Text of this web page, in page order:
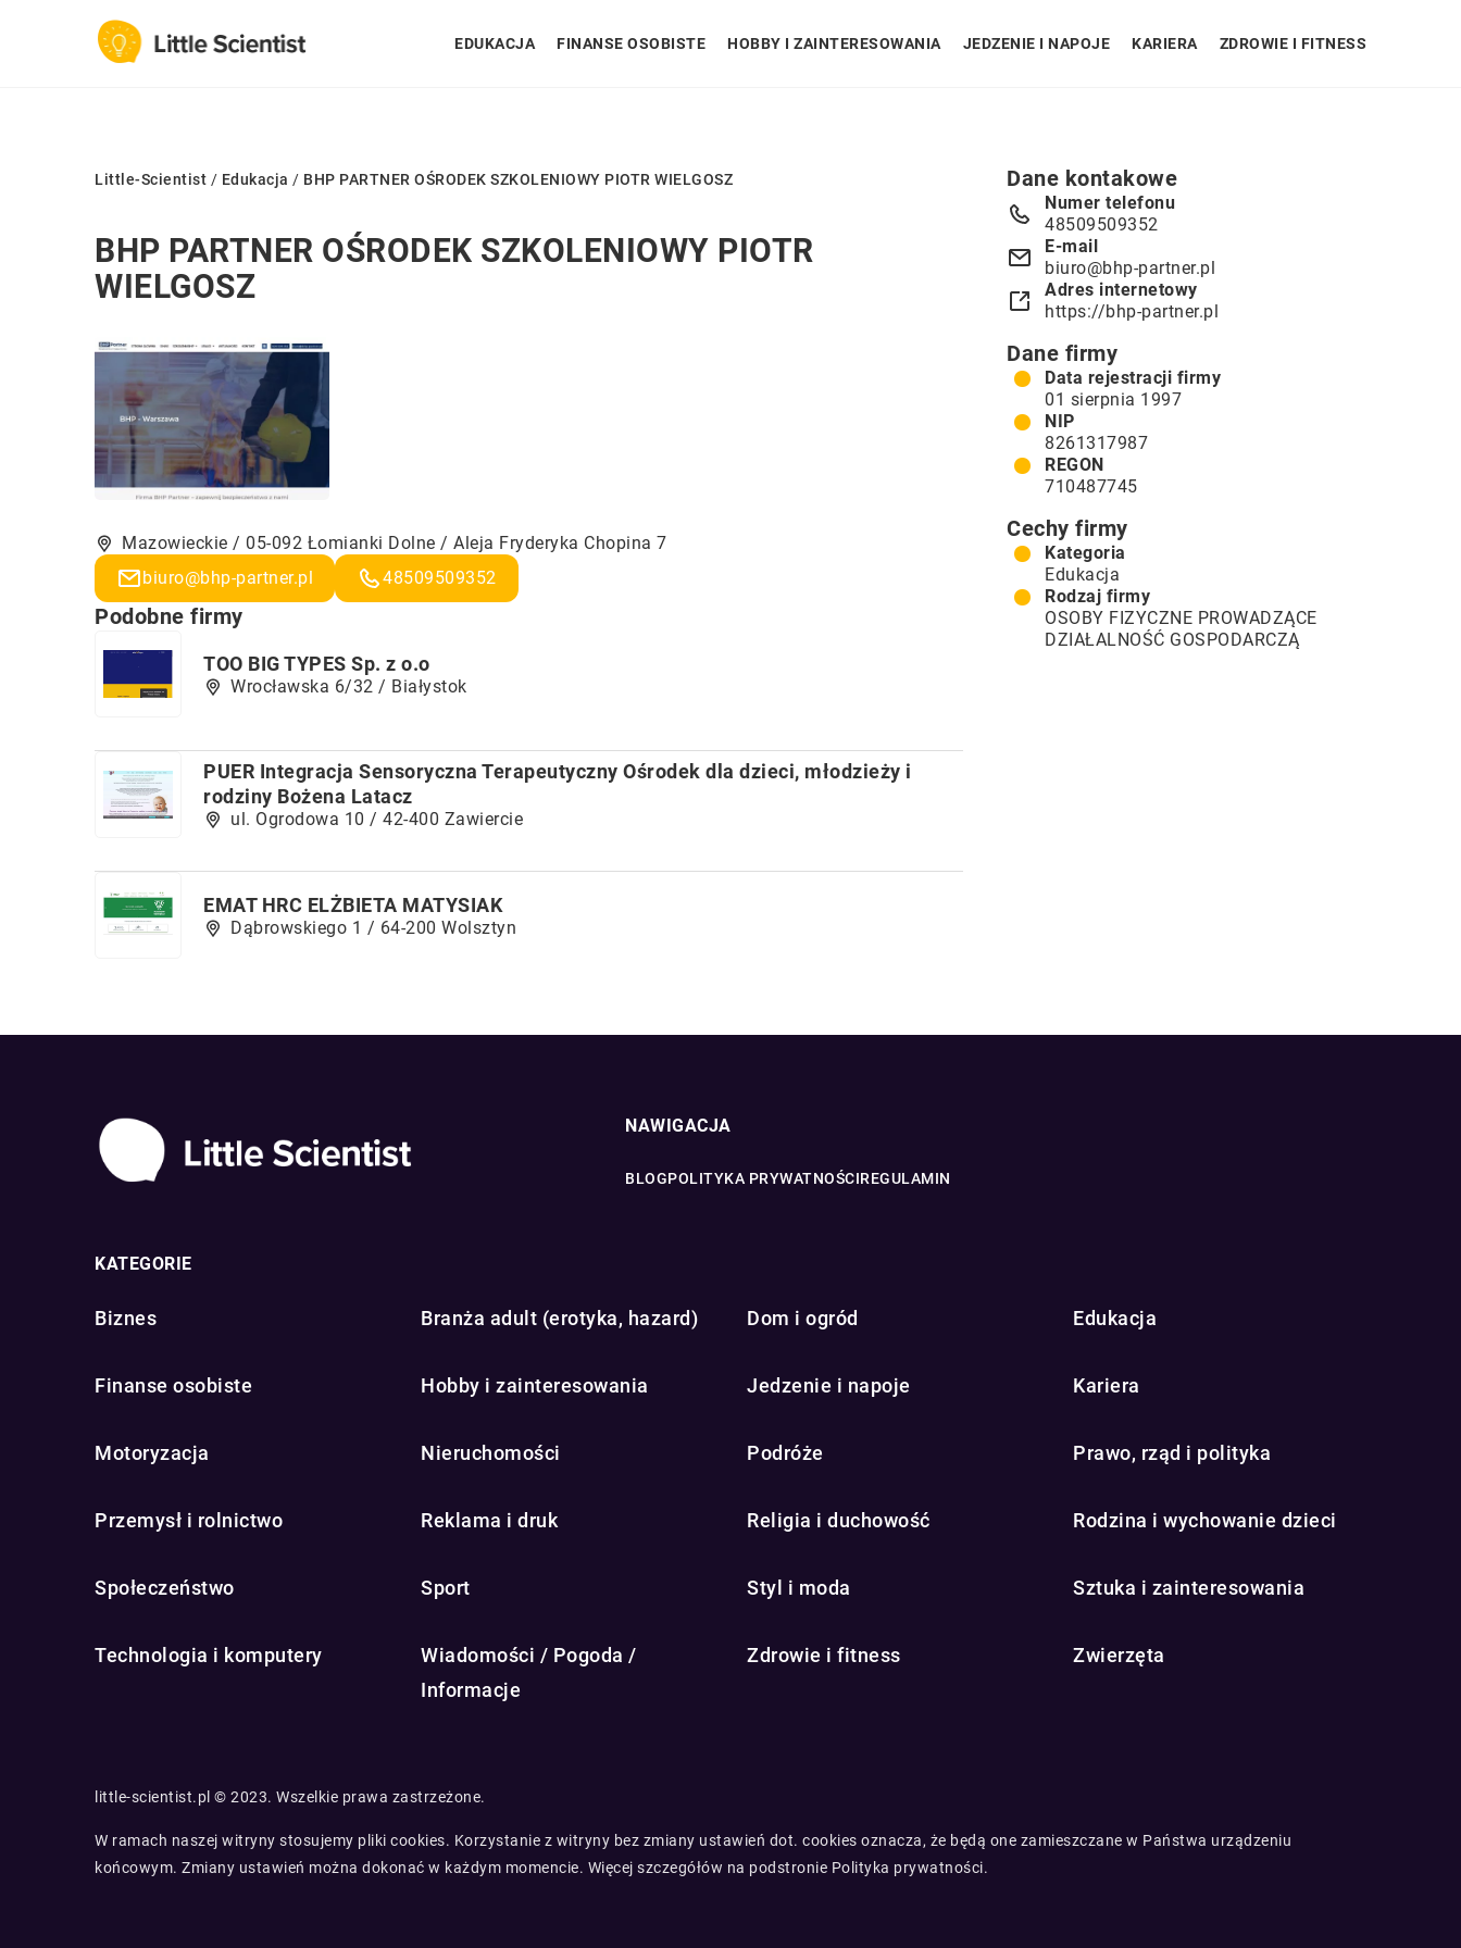
EDUKACJA FINANSE OSOBISTE HOBBY I ZAINTERESOWANIA JEDZENIE I NAPOJE KARIERA ZDROWIE I FITNESS
Little-Scientist / Edukacja / BHP PARTNER OŚRODEK SZKOLENIOWY PIOTR WIELGOSZ
BHP PARTNER OŚRODEK SZKOLENIOWY PIOTR
WIELGOSZ
Mazowieckie / 05-092 Łomianki Dolne / Aleja Fryderyka Chopina 7
biuro@bhp-partner.pl
48509509352
Podobne firmy
TOO BIG TYPES Sp. z o.o
Wrocławska 6/32 / Białystok
PUER Integracja Sensoryczna Terapeutyczny Ośrodek dla dzieci, młodzieży i
rodziny Bożena Latacz
ul. Ogrodowa 10 / 42-400 Zawiercie
EMAT HRC ELŻBIETA MATYSIAK
Dąbrowskiego 1 / 64-200 Wolsztyn
Dane kontakowe
Numer telefonu
48509509352
E-mail
biuro@bhp-partner.pl
Adres internetowy
https://bhp-partner.pl
Dane firmy
Data rejestracji firmy
01 sierpnia 1997
NIP
8261317987
REGON
710487745
Cechy firmy
Kategoria
Edukacja
Rodzaj firmy
OSOBY FIZYCZNE PROWADZĄCE
DZIAŁALNOŚĆ GOSPODARCZĄ
NAWIGACJA
BLOGPOLITYKA PRYWATNOŚCIREGULAMIN
KATEGORIE
Biznes Branża adult (erotyka, hazard) Dom i ogród Edukacja
Finanse osobiste Hobby i zainteresowania Jedzenie i napoje Kariera
Motoryzacja Nieruchomości Podróże Prawo, rząd i polityka
Przemysł i rolnictwo Reklama i druk Religia i duchowość Rodzina i wychowanie dzieci
Społeczeństwo Sport Styl i moda Sztuka i zainteresowania
Technologia i komputery
Wiadomości / Pogoda /
Informacje
Zdrowie i fitness Zwierzęta
little-scientist.pl © 2023. Wszelkie prawa zastrzeżone.
W ramach naszej witryny stosujemy pliki cookies. Korzystanie z witryny bez zmiany ustawień dot. cookies oznacza, że będą one zamieszczane w Państwa urządzeniu
końcowym. Zmiany ustawień można dokonać w każdym momencie. Więcej szczegółów na podstronie Polityka prywatności.